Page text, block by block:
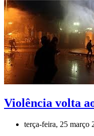
Violência volta
terça-feira, 25 março